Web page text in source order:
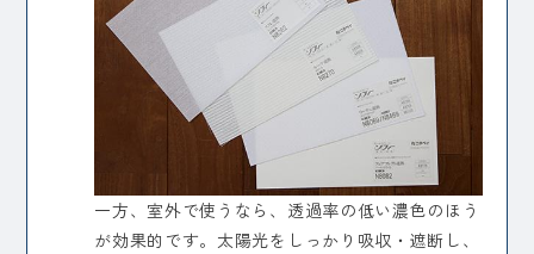
一方、室外で使うなら、透過率の低い濃色のほう
が効果的です。太陽光をしっかり吸収・遮断し、